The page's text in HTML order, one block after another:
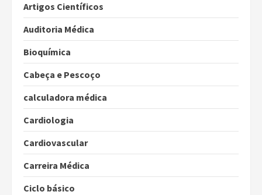
Artigos Científicos
Auditoria Médica
Bioquímica
Cabeça e Pescoço
calculadora médica
Cardiologia
Cardiovascular
Carreira Médica
Ciclo básico